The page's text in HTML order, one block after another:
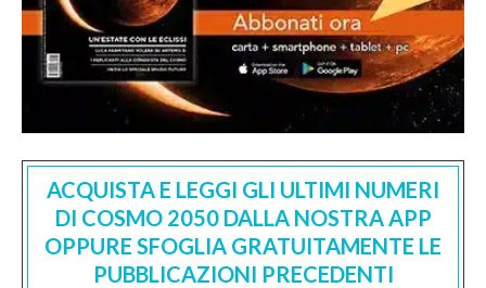
ACQUISTA E LEGGI GLI ULTIMI NUMERI
DI COSMO 2050 DALLA NOSTRA APP
OPPURE SFOGLIA GRATUITAMENTE LE
PUBBLICAZIONI PRECEDENTI